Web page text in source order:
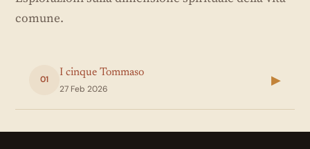
comune.
01
I cinque Tommaso
27 Feb 2026
▶